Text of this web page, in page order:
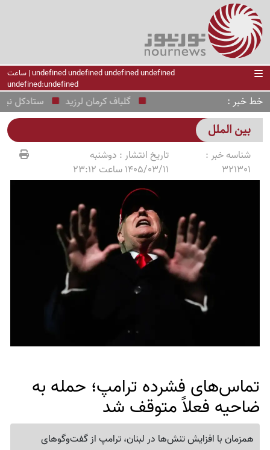
undefined undefined undefined undefined | ساعت
undefined:undefined
خط خبر ستادکل گلباف کرمان لرزید
بین الملل
شناسه خبر :
321301
تاریخ انتشار : دوشنبه
1405/03/11 ساعت 23:12
تماس‌های فشرده ترامپ؛ حمله به
ضاحیه فعلاً متوقف شد
همزمان با افزایش تنش‌ها در لبنان، ترامپ از گفت‌وگوهای